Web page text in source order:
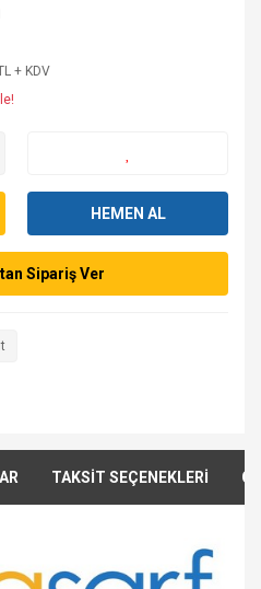
+ KDV
HEMEN AL
Sipariş Ver
TAKSİT SEÇENEKLERİ